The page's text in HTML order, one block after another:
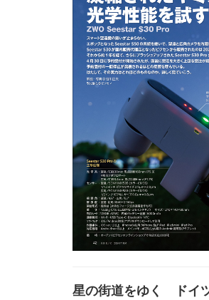
星の街道をゆく ドイ